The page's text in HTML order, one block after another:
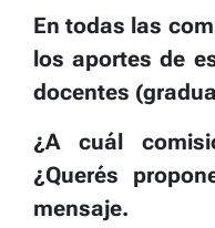
En todas las
los aportes de
docentes
¿A cuál
¿Querés
mensaje.